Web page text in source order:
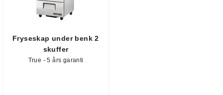
Fryseskap under benk 2
skuffer
True - 5 års garanti